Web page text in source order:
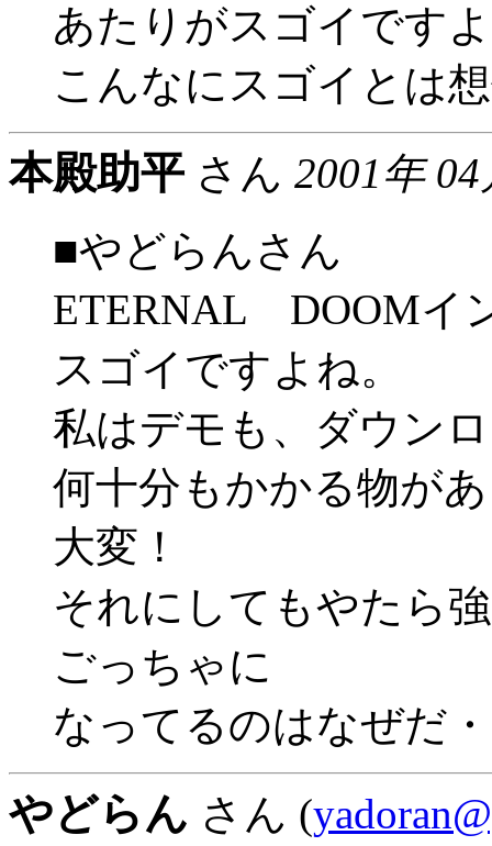
あたりがスゴイです
こんなにスゴイとは
本殿助平 さん 2001年
■やどらんさん
ETERNAL DOOMイ
スゴイですよね。
私はデモも、ダウン
何十分もかかる物が
大変！
それにしてもやたら
ごっちゃに
なってるのはなぜだ
やどらん さん (